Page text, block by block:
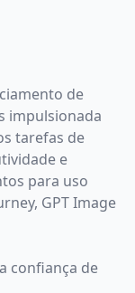
de
impulsionada
tarefas de
e
para uso
GPT Image
confiança de